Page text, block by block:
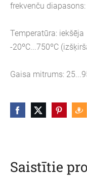
frekvenču
Temperatūra: iekšēja
-20ºC...750ºC
Gaisa mitrums:
Saistītie